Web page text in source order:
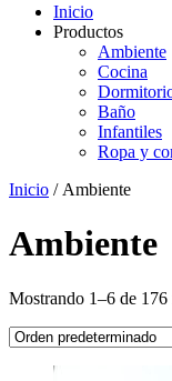
Inicio
Productos
Ambiente
Cocina
Baño
Infantiles
Ropa y
Inicio / Ambiente
Ambiente
Mostrando 1–6 de 176